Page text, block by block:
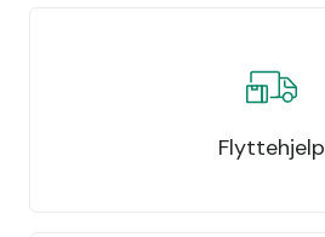
Flyttehjelp